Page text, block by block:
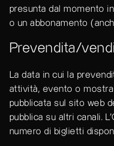
presunta dal momento
o un abbonamento
Prevendita/
La data in cui la
attività, evento o mostra
pubblicata sul sito web
pubblica su altri canali.
numero di biglietti